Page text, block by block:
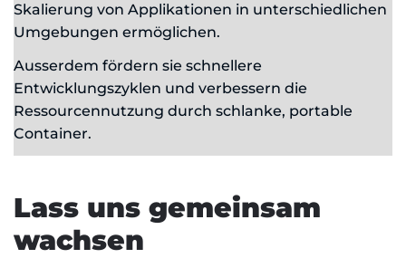
Skalierung von Applikationen in unterschiedlichen
Umgebungen ermöglichen.
Ausserdem fördern sie schnellere
Entwicklungszyklen und verbessern die
Ressourcennutzung durch schlanke, portable
Container.
Lass uns gemeinsam
wachsen